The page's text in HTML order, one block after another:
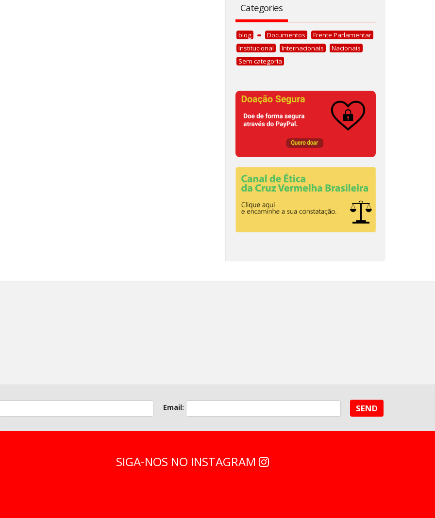
Categories
blog Documentos
Frente Parlamentar
Institucional
Internacionais
Nacionais
Sem categoria
Email: SEND
SIGA-NOS NO INSTAGRAM